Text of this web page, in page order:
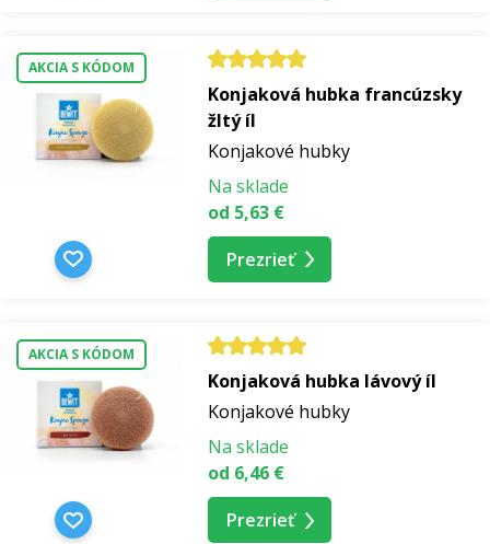
AKCIA S KÓDOM
Konjaková hubka francúzsky
žltý íl
Konjakové hubky
Na sklade
od 5,63 €
Prezrieť
AKCIA S KÓDOM
Konjaková hubka lávový íl
Konjakové hubky
Na sklade
od 6,46 €
Prezrieť